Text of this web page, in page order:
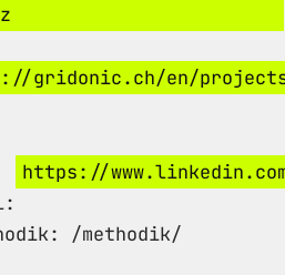
gridonic.ch/en/
https://
/methodik/